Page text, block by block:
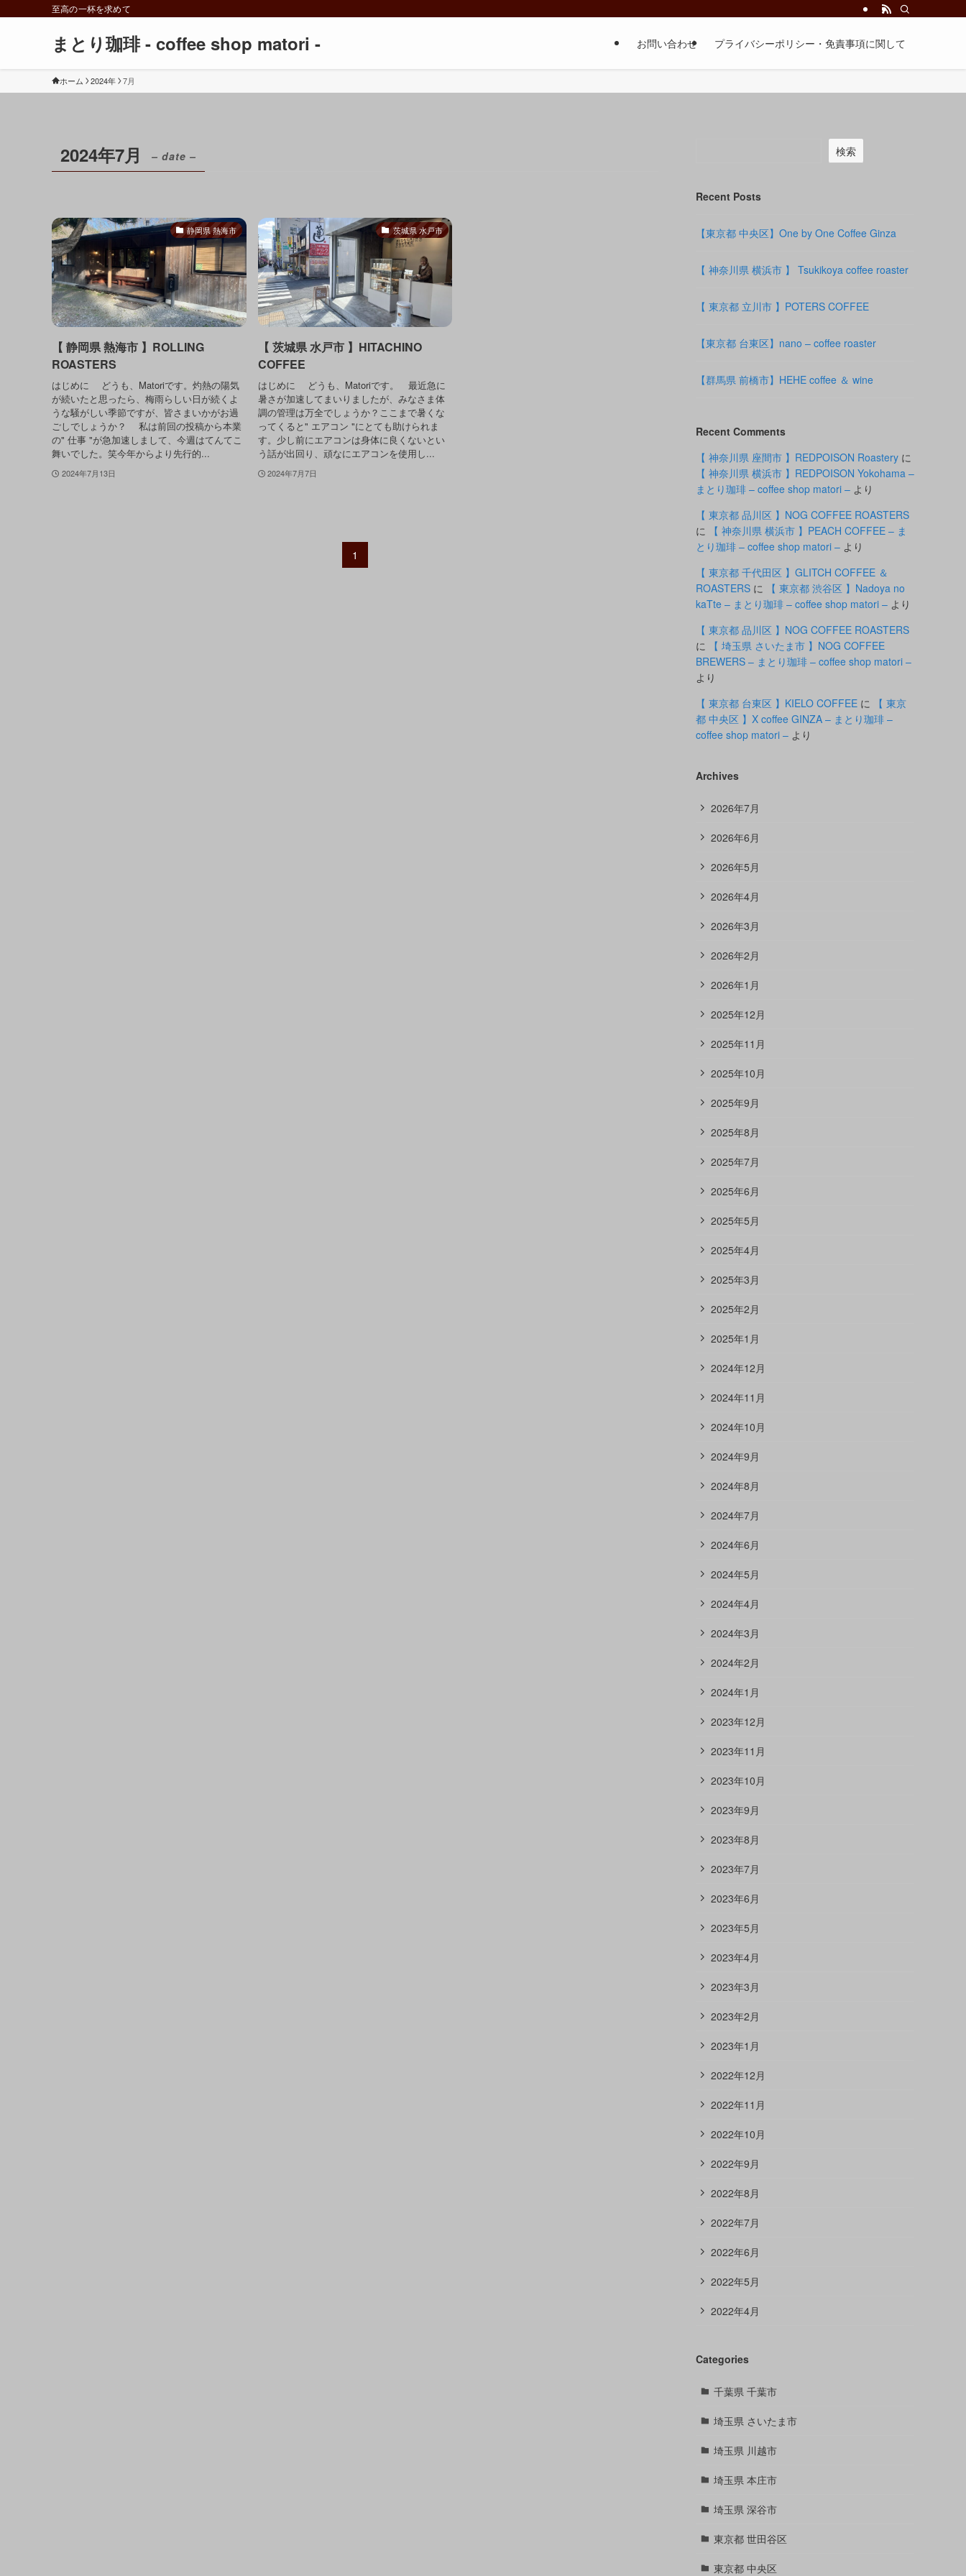
至高の一杯を求めて
まとり珈琲 - coffee shop matori - お問い合わせ プライバシーポリシー・免責事項に関して
ホーム 2024年 7月
2024年7月 – date –
静岡県 熱海市
【 静岡県 熱海市 】ROLLING
ROASTERS
はじめに どうも、Matoriです。灼熱の陽気
が続いたと思ったら、梅雨らしい日が続くよ
うな騒がしい季節ですが、皆さまいかがお過
ごしでしょうか？ 私は前回の投稿から本業
の" 仕事 "が急加速しまして、今週はてんてこ
舞いでした。笑今年からより先行的...
2024年7月13日
茨城県 水戸市
【 茨城県 水戸市 】HITACHINO
COFFEE
はじめに どうも、Matoriです。 最近急に
暑さが加速してまいりましたが、みなさま体
調の管理は万全でしょうか？ここまで暑くな
ってくると" エアコン "にとても助けられま
す。少し前にエアコンは身体に良くないとい
う話が出回り、頑なにエアコンを使用し...
2024年7月7日
1
検索
Recent Posts
【東京都 中央区】One by One Coffee Ginza
【 神奈川県 横浜市 】 Tsukikoya coffee roaster
【 東京都 立川市 】POTERS COFFEE
【東京都 台東区】nano – coffee roaster
【群馬県 前橋市】HEHE coffee ＆ wine
Recent Comments
【 神奈川県 座間市 】REDPOISON Roastery に
【 神奈川県 横浜市 】REDPOISON Yokohama –
まとり珈琲 – coffee shop matori – より
【 東京都 品川区 】NOG COFFEE ROASTERS
に
【 神奈川県 横浜市 】PEACH COFFEE – ま
とり珈琲 – coffee shop matori – より
【 東京都 千代田区 】GLITCH COFFEE ＆
ROASTERS に
【 東京都 渋谷区 】Nadoya no
kaTte – まとり珈琲 – coffee shop matori – より
【 東京都 品川区 】NOG COFFEE ROASTERS
に
【 埼玉県 さいたま市 】NOG COFFEE
BREWERS – まとり珈琲 – coffee shop matori –
より
【 東京都 台東区 】KIELO COFFEE に
【 東京
都 中央区 】X coffee GINZA – まとり珈琲 –
coffee shop matori – より
Archives
2026年7月
2026年6月
2026年5月
2026年4月
2026年3月
2026年2月
2026年1月
2025年12月
2025年11月
2025年10月
2025年9月
2025年8月
2025年7月
2025年6月
2025年5月
2025年4月
2025年3月
2025年2月
2025年1月
2024年12月
2024年11月
2024年10月
2024年9月
2024年8月
2024年7月
2024年6月
2024年5月
2024年4月
2024年3月
2024年2月
2024年1月
2023年12月
2023年11月
2023年10月
2023年9月
2023年8月
2023年7月
2023年6月
2023年5月
2023年4月
2023年3月
2023年2月
2023年1月
2022年12月
2022年11月
2022年10月
2022年9月
2022年8月
2022年7月
2022年6月
2022年5月
2022年4月
Categories
千葉県 千葉市
埼玉県 さいたま市
埼玉県 川越市
埼玉県 本庄市
埼玉県 深谷市
東京都 世田谷区
東京都 中央区